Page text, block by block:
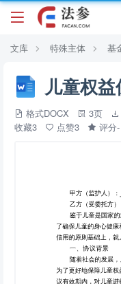
文库 特殊主体 基
儿童权
格式DOCX 3页
收藏3
点赞3 评分-